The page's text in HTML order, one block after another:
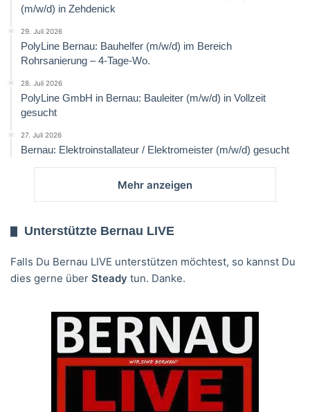
(m/w/d) in Zehdenick
29. Juli 2026
PolyLine Bernau: Bauhelfer (m/w/d) im Bereich
Rohrsanierung – 4-Tage-Wo.
28. Juli 2026
PolyLine GmbH in Bernau: Bauleiter (m/w/d) in Vollzeit
gesucht
27. Juli 2026
Bernau: Elektroinstallateur / Elektromeister (m/w/d) gesucht
Mehr anzeigen
Unterstützte Bernau LIVE
Falls Du Bernau LIVE unterstützen möchtest, so kannst Du
dies gerne über Steady tun. Danke.